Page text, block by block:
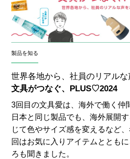
製品を知る
世界各地から、社員のリアルな
文具がつなぐ、PLUS♡2024
3回目の文具愛は、海外で働く仲
日本と同じ製品でも、海外展開
じて色やサイズ感を変えるなど
回はお気に入りアイテムととも
ろも聞きました。